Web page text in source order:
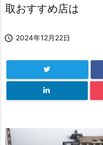
取おすすめ店は
 2024年12月22日